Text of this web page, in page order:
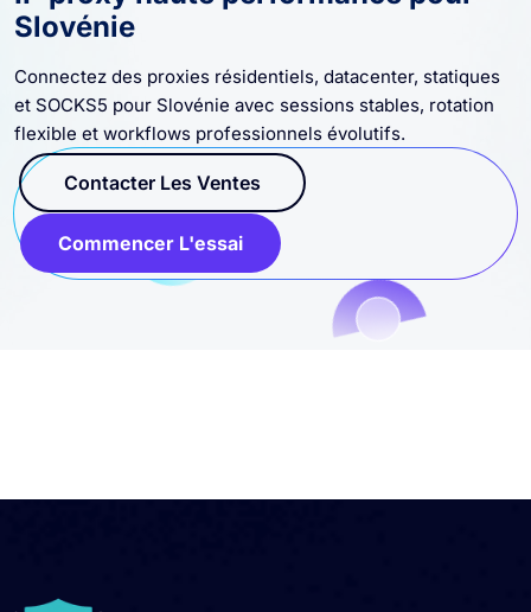
IP proxy haute performance pour
Slovénie
Connectez des proxies résidentiels, datacenter, statiques
et SOCKS5 pour Slovénie avec sessions stables, rotation
flexible et workflows professionnels évolutifs.
Commencer L'essai